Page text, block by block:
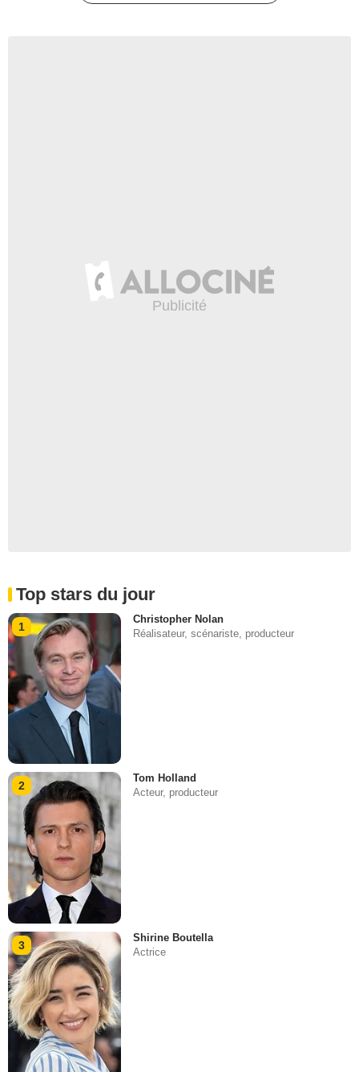
Top stars du jour
1
Christopher Nolan
Réalisateur, scénariste, producteur
2
Tom Holland
Acteur, producteur
3
Shirine Boutella
Actrice